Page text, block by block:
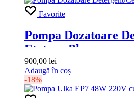
Favorite
Pompa Dozatoare
Etatron Pkx
900,00 lei
Adaugă în coș
-18%